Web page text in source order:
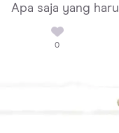
Apa saja yang
0